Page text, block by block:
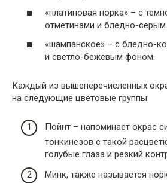
«платиновая норка» – с
отметинами и бледно-
«шампанское» – с бледно-
и светло-бежевым фоном.
Каждый из вышеперечисленных
на следующие цветовые группы:
Пойнт – напоминает окрас
тонкинезов с такой
голубые глаза и резкий
Минк, также называется